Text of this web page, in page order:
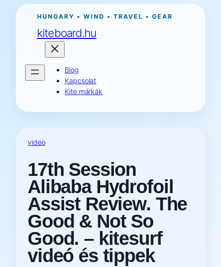
Ugrás
tartalomhoz
HUNGARY • WIND • TRAVEL • GEAR
kiteboard.hu
Blog
Kapcsolat
Kite márkák
video
17th Session
Alibaba Hydrofoil
Assist Review. The
Good & Not So
Good. – kitesurf
videó és tippek